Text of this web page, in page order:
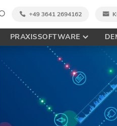
+49 3641 2694162
PRAXISSOFTWARE